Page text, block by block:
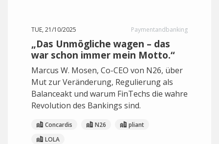
TUE, 21/10/2025 Paymentandbanking
„Das Unmögliche wagen – das
war schon immer mein Motto.“
Marcus W. Mosen, Co-CEO von N26, über
Mut zur Veränderung, Regulierung als
Balanceakt und warum FinTechs die wahre
Revolution des Bankings sind.
Concardis N26
pliant
LOLA